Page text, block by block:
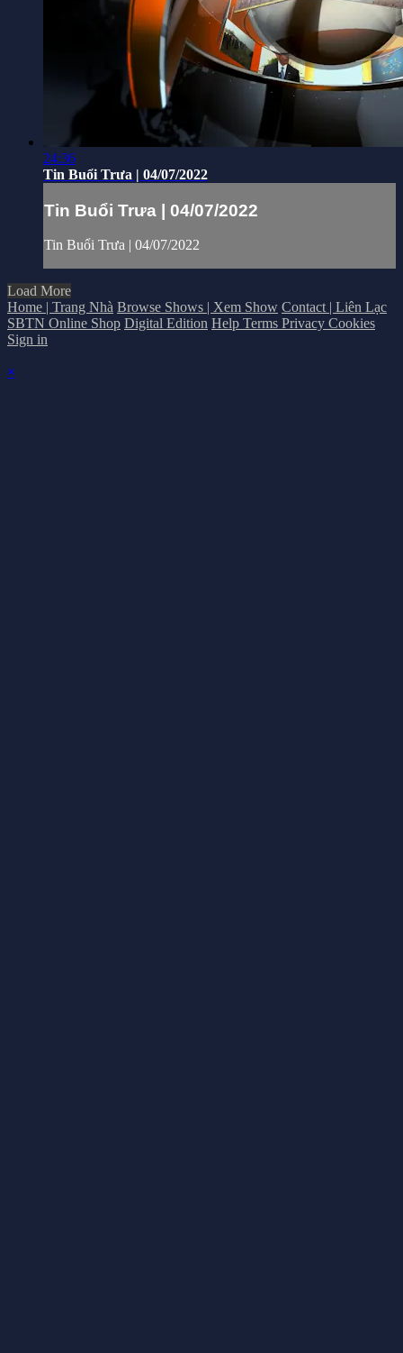
24:36
Tin Buổi Trưa | 04/07/2022
Tin Buổi Trưa | 04/07/2022
Tin Buổi Trưa | 04/07/2022
Load More
Home | Trang Nhà Browse Shows | Xem Show Contact | Liên Lạc
SBTN Online Shop Digital Edition Help Terms Privacy Cookies
Sign in
×